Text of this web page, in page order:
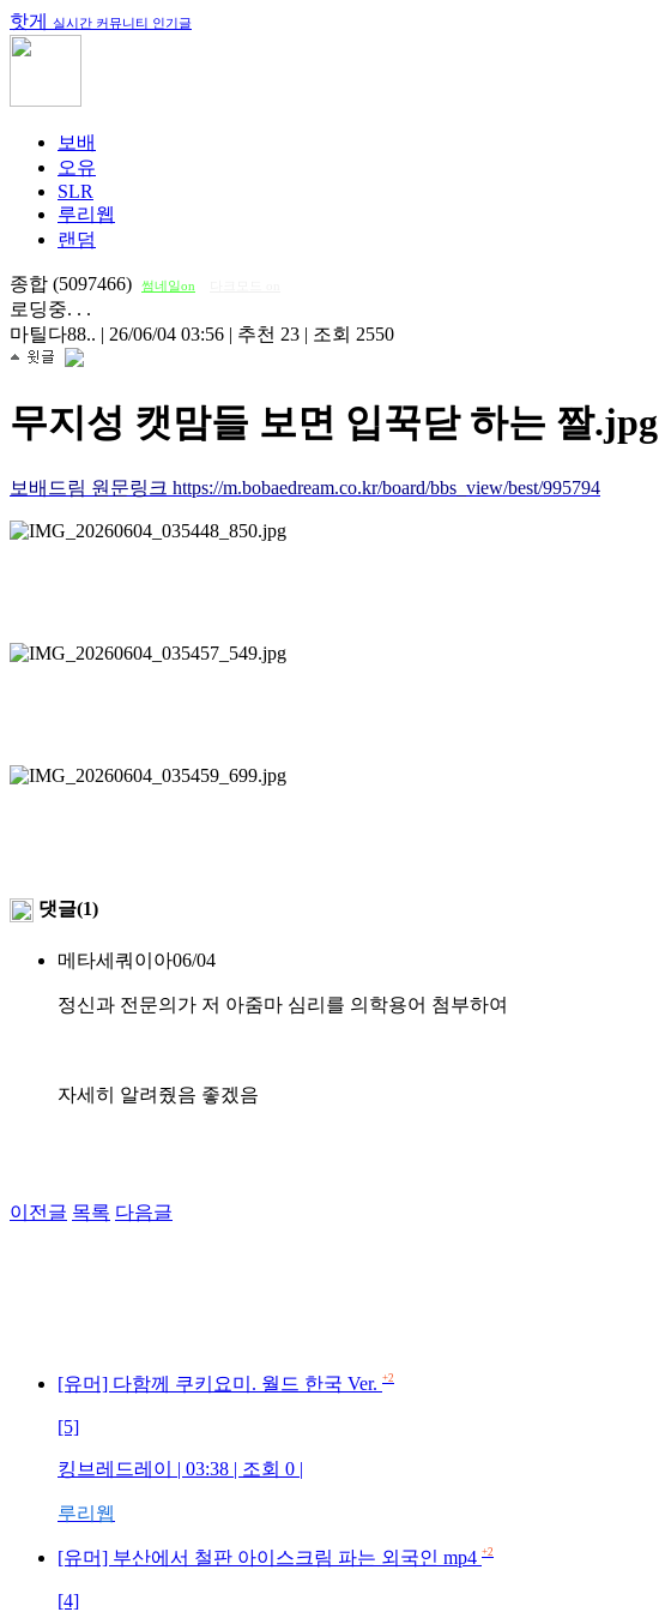
핫게 실시간 커뮤니티 인기글
보배
오유
SLR
루리웹
랜덤
종합 (5097466) 썸네일on
로딩중. . .
마틸다88.. | 26/06/04 03:56 | 추천 23 | 조회 2550
무지성 캣맘들 보면 입꾹닫 하는 짤.jpg
보배드림 원문링크 https://m.bobaedream.co.kr/board/bbs_view/best/995794
댓글(1)
메타세쿼이아06/04
정신과 전문의가 저 아줌마 심리를 의학용어 첨부하여
자세히 알려줬음 좋겠음
이전글 목록 다음글
[유머] 다함께 쿠키요미. 월드 한국 Ver. +2
[5]
킹브레드레이 | 03:38 | 조회 0 |
루리웹
[유머] 부산에서 철판 아이스크림 파는 외국인 mp4 +2
[4]